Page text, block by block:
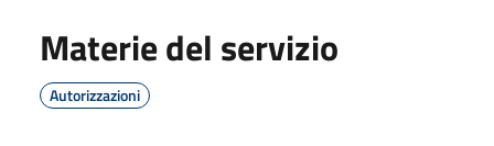
Materie del servizio
Autorizzazioni